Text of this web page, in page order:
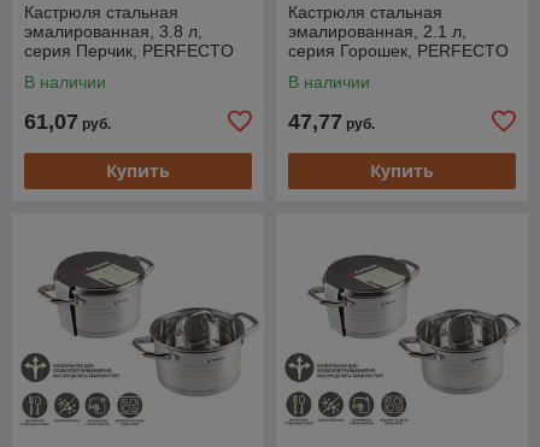
Кастрюля стальная
эмалированная, 3.8 л,
серия Перчик, PERFECTO
типов плит, включая
В наличии
61,07 руб.
Купить
Кастрюля стальная
эмалированная, 2.1 л,
серия Горошек, PERFECTO
типов плит, включая
В наличии
47,77 руб.
Купить